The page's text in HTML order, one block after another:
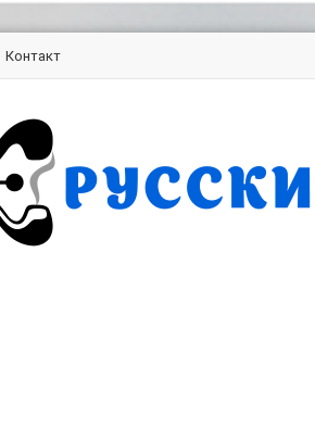
Контакт